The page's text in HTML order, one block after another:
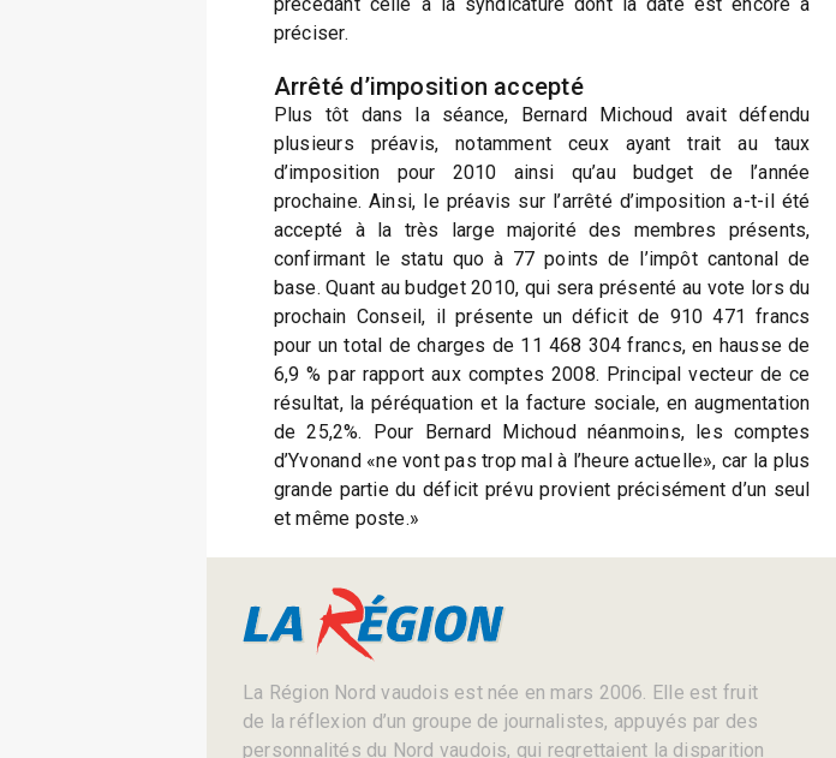
préciser.
Arrêté d’imposition accepté
Plus tôt dans la séance, Bernard Michoud avait défendu
plusieurs préavis, notamment ceux ayant trait au taux
d’imposition pour 2010 ainsi qu’au budget de l’année
prochaine. Ainsi, le préavis sur l’arrêté d’imposition a-t-il été
accepté à la très large majorité des membres présents,
confirmant le statu quo à 77 points de l’impôt cantonal de
base. Quant au budget 2010, qui sera présenté au vote lors du
prochain Conseil, il présente un déficit de 910 471 francs
pour un total de charges de 11 468 304 francs, en hausse de
6,9 % par rapport aux comptes 2008. Principal vecteur de ce
résultat, la péréquation et la facture sociale, en augmentation
de 25,2%. Pour Bernard Michoud néanmoins, les comptes
d’Yvonand «ne vont pas trop mal à l’heure actuelle», car la plus
grande partie du déficit prévu provient précisément d’un seul
et même poste.»
La Région Nord vaudois est née en mars 2006. Elle est fruit
de la réflexion d’un groupe de journalistes, appuyés par des
personnalités du Nord vaudois, qui regrettaient la disparition